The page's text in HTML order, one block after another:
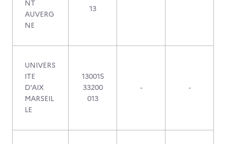
NT
AUVERG
NE
13
UNIVERS
ITE
D'AIX
MARSEIL
LE
130015
33200
013
- -